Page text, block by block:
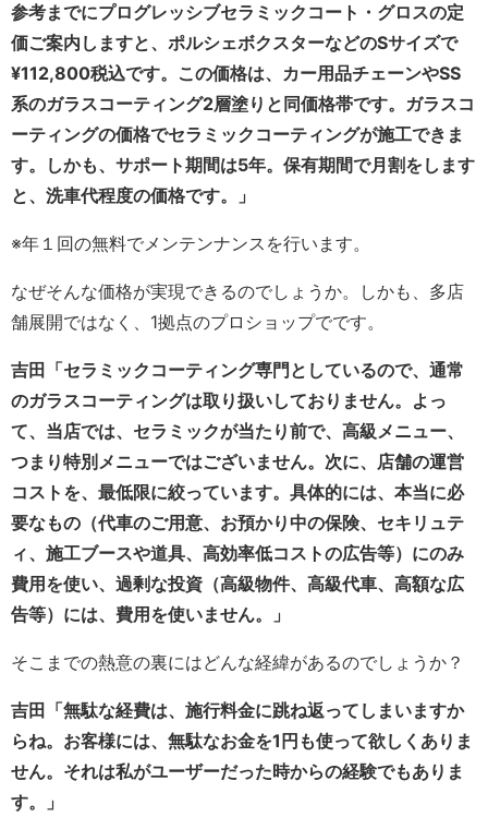
参考までにプログレッシブセラミックコート・グロスの定
価ご案内しますと、ポルシェボクスターなどのSサイズで
¥112,800税込です。この価格は、カー用品チェーンやSS
系のガラスコーティング2層塗りと同価格帯です。ガラスコ
ーティングの価格でセラミックコーティングが施工できま
す。しかも、サポート期間は5年。保有期間で月割をします
と、洗車代程度の価格です。」
※年１回の無料でメンテンナンスを行います。
なぜそんな価格が実現できるのでしょうか。しかも、多店
舗展開ではなく、1拠点のプロショップでです。
吉田「セラミックコーティング専門としているので、通常
のガラスコーティングは取り扱いしておりません。よっ
て、当店では、セラミックが当たり前で、高級メニュー、
つまり特別メニューではございません。次に、店舗の運営
コストを、最低限に絞っています。具体的には、本当に必
要なもの（代車のご用意、お預かり中の保険、セキリュテ
ィ、施工ブースや道具、高効率低コストの広告等）にのみ
費用を使い、過剰な投資（高級物件、高級代車、高額な広
告等）には、費用を使いません。」
そこまでの熱意の裏にはどんな経緯があるのでしょうか？
吉田「無駄な経費は、施行料金に跳ね返ってしまいますか
らね。お客様には、無駄なお金を1円も使って欲しくありま
せん。それは私がユーザーだった時からの経験でもありま
す。」